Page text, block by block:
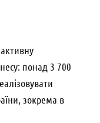
понад 3 700
зокрема в